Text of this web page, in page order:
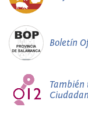
Boletín
También